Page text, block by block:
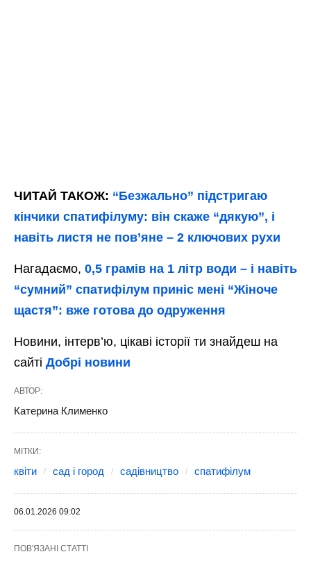
ЧИТАЙ ТАКОЖ: “Безжально” підстригаю
кінчики спатифілуму: він скаже “дякую”, і
навіть листя не пов’яне – 2 ключових рухи
Нагадаємо, 0,5 грамів на 1 літр води – і навіть
“сумний” спатифілум приніс мені “Жіноче
щастя”: вже готова до одруження
Новини, інтерв’ю, цікаві історії ти знайдеш на
сайті Добрі новини
АВТОР:
Катерина Клименко
МІТКИ:
квіти сад і город садівництво спатифілум
06.01.2026 09:02
ПОВ'ЯЗАНІ СТАТТІ